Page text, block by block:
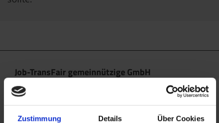
Zustimmung Details Über Cookies
Job-TransFair gemeinnützige GmbH
Linke Wienzeile 10/21 (Zentrale)
1060 Wien
office@jobtransfair.at